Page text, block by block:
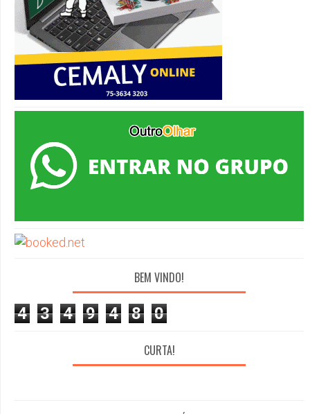
BEM VINDO!
4 3 4 9 4 8 0
CURTA!